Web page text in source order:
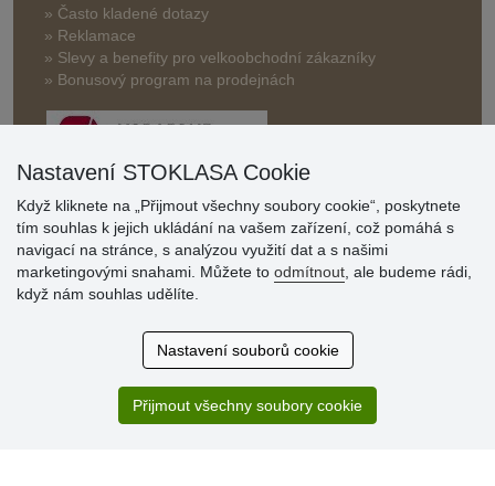
» Často kladené dotazy
» Reklamace
» Slevy a benefity pro velkoobchodní zákazníky
» Bonusový program na prodejnách
Hodnocení
zákazníků
Super obchod, kvalitní zboží za slušné ceny. Vřele
Sortiment za fajn ceny a hlavně super rychlé dodání. Moc
Nastavení STOKLASA Cookie
Když kliknete na „Přijmout všechny soubory cookie“, poskytnete
tím souhlas k jejich ukládání na vašem zařízení, což pomáhá s
navigací na stránce, s analýzou využití dat a s našimi
marketingovými snahami. Můžete to odmítnout , ale budeme rádi,
když nám souhlas udělíte.
Nastavení souborů cookie
Přijmout všechny soubory cookie